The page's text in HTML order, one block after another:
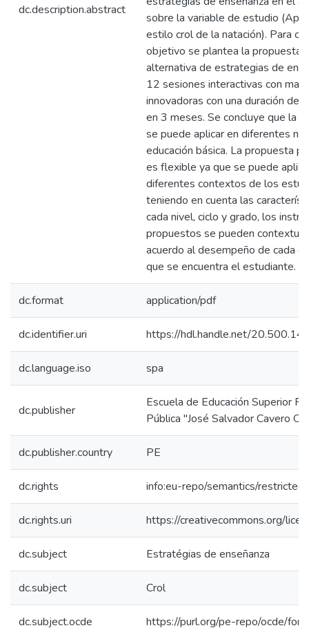
dc.description.abstract
sobre la variable de estudio
estilo crol de la natación). Para
objetivo se plantea la propuesta
alternativa de estrategias de
12 sesiones interactivas con
innovadoras con una duración de
en 3 meses. Se concluye que la
se puede aplicar en diferentes
educación básica. La propuesta
es flexible ya que se puede
diferentes contextos de los
teniendo en cuenta las
cada nivel, ciclo y grado, los
propuestos se pueden
acuerdo al desempeño de cada
que se encuentra el estudiante.
dc.format application/pdf
dc.identifier.uri https://hdl.handle.net/
dc.language.iso spa
dc.publisher
Escuela de Educación Superior
Pública "José Salvador Cavero
dc.publisher.country PE
dc.rights info:eu-repo/semantics/
dc.rights.uri https://creativecommons.org/
dc.subject Estratégias de enseñanza
dc.subject Crol
dc.subject.ocde https://purl.org/pe-repo/ocde/